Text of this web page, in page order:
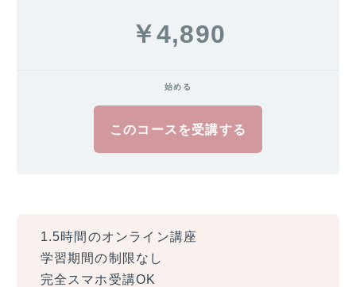
￥4,890
始める
このコースを受講する
1.5時間のオンライン講座
学習期間の制限なし
完全スマホ受講OK